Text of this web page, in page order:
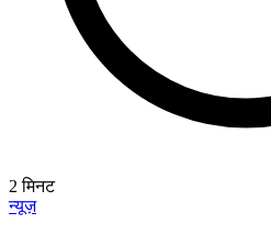
2 मिनट
न्यूज़